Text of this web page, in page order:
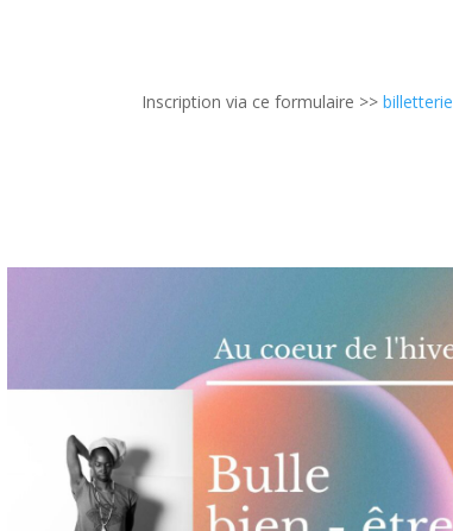
Inscription via ce formulaire >> billetterie